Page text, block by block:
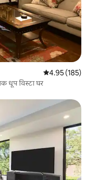
औसत रेटिंग 5 में से
4.95 (185)
धूप विस्टा घर